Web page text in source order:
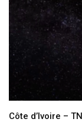
Côte d’Ivoire –